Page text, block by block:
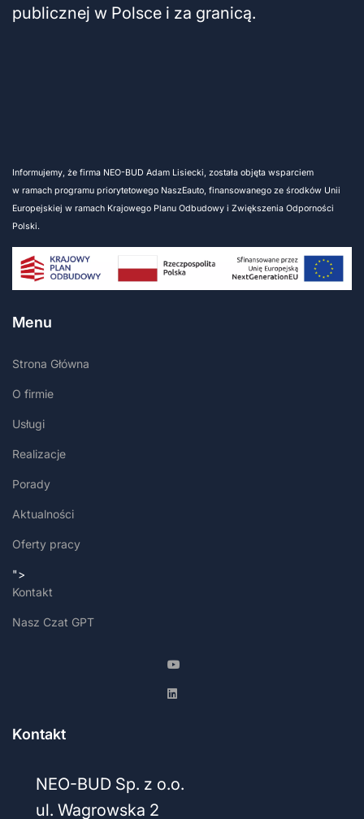
publicznej w Polsce i za granicą.
Informujemy, że firma NEO-BUD Adam Lisiecki, została objęta wsparciem
w ramach programu priorytetowego NaszEauto, finansowanego ze środków Unii
Europejskiej w ramach Krajowego Planu Odbudowy i Zwiększenia Odporności
Polski.
Menu
Strona Główna
O firmie
Usługi
Realizacje
Porady
Aktualności
Oferty pracy
">
Kontakt
Nasz Czat GPT
Kontakt
NEO-BUD Sp. z o.o.
ul. Wagrowska 2